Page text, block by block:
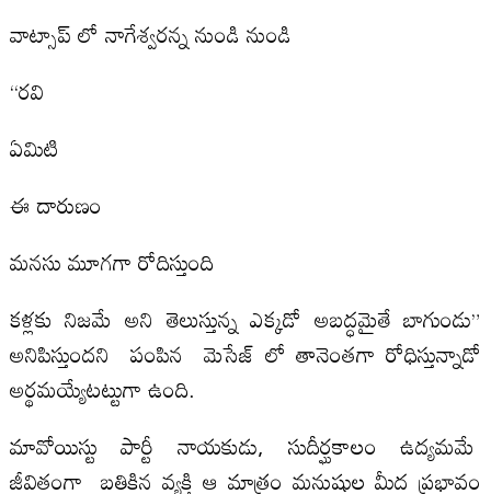
వాట్సాప్ లో నాగేశ్వరన్న నుండి నుండి
“రవి
ఏమిటి
ఈ దారుణం
మనసు మూగగా రోదిస్తుంది
కళ్లకు నిజమే అని తెలుస్తున్న ఎక్కడో అబద్ధమైతే బాగుండు”
అనిపిస్తుందని పంపిన మెసేజ్ లో తానెంతగా రోధిస్తున్నాడో
అర్థమయ్యేటట్టుగా ఉంది.
మావోయిస్టు పార్టీ నాయకుడు, సుదీర్ఘకాలం ఉద్యమమే
జీవితంగా బతికిన వ్యక్తి ఆ మాత్రం మనుషుల మీద ప్రభావం